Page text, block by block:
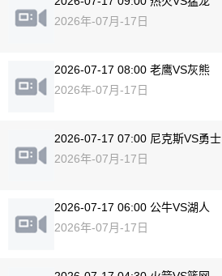
2026年-07月-17日
2026-07-17 08:00 老鹰VS灰熊
2026年-07月-17日
2026-07-17 07:00 尼克斯VS勇士
2026年-07月-17日
2026-07-17 06:00 公牛VS湖人
2026年-07月-17日